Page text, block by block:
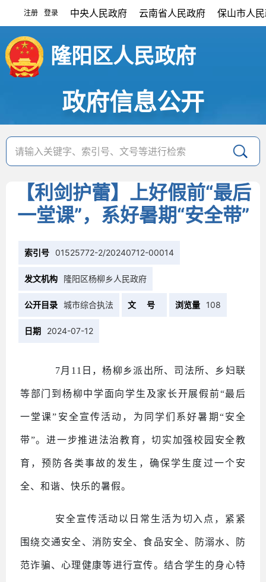
注册 登录 中央人民政府 云南省人民政府 保山市人
隆阳区人民政府
政府信息公开
【利剑护蕾】上好假前“最后
一堂课”，系好暑期“安全带”
索引号 01525772-2/20240712-00014
发文机构 隆阳区杨柳乡人民政府
公开目录 城市综合执法 文 号 浏览量 108
日期 2024-07-12
7月11日，杨柳乡派出所、司法所、乡妇联
等部门到杨柳中学面向学生及家长开展假前“最后
一堂课”安全宣传活动，为同学们系好暑期“安全
带”。进一步推进法治教育，切实加强校园安全教
育，预防各类事故的发生，确保学生度过一个安
全、和谐、快乐的暑假。
安全宣传活动以日常生活为切入点，紧紧
围绕交通安全、消防安全、食品安全、防溺水、防
范诈骗、心理健康等进行宣传。结合学生的身心特